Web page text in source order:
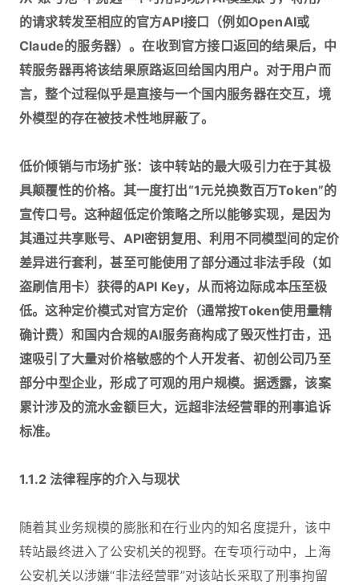
的请求转发至相应的官方API接口（例如OpenAI或
Claude的服务器）。在收到官方接口返回的结果后，中
转服务器再将该结果原路返回给国内用户。对于用户而
言，整个过程似乎是直接与一个国内服务器在交互，境
外模型的存在被技术性地屏蔽了。
低价倾销与市场扩张：该中转站的最大吸引力在于其极
具颠覆性的价格。其一度打出“1元兑换数百万Token”的
宣传口号。这种超低定价策略之所以能够实现，是因为
其通过共享账号、API密钥复用、利用不同模型间的定价
差异进行套利，甚至可能使用了部分通过非法手段（如
盗刷信用卡）获得的API Key，从而将边际成本压至极
低。这种定价模式对官方定价（通常按Token使用量精
确计费）和国内合规的AI服务商构成了毁灭性打击，迅
速吸引了大量对价格敏感的个人开发者、初创公司乃至
部分中型企业，形成了可观的用户规模。据透露，该案
累计涉及的流水金额巨大，远超非法经营罪的刑事追诉
标准。
1.1.2 法律程序的介入与现状
随着其业务规模的膨胀和在行业内的知名度提升，该中
转站最终进入了公安机关的视野。在专项行动中，上海
公安机关以涉嫌“非法经营罪”对该站长采取了刑事拘留